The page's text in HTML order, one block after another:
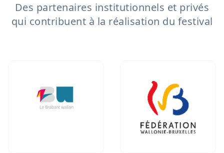
Des partenaires institutionnels et privés
qui contribuent à la réalisation du festival